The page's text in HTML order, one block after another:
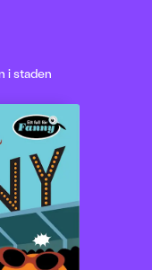
i staden